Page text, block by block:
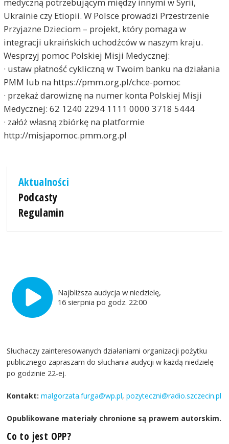
Ukrainie czy Etiopii. W Polsce prowadzi Przestrzenie
Przyjazne Dzieciom – projekt, który pomaga w
integracji ukraińskich uchodźców w naszym kraju.
Wesprzyj pomoc Polskiej Misji Medycznej:
· ustaw płatność cykliczną w Twoim banku na działania
PMM lub na https://pmm.org.pl/chce-pomoc
· przekaż darowiznę na numer konta Polskiej Misji
Medycznej: 62 1240 2294 1111 0000 3718 5444
· załóż własną zbiórkę na platformie
http://misjapomoc.pmm.org.pl
Aktualności
Podcasty
Regulamin
Najbliższa audycja w niedzielę,
16 sierpnia po godz. 22:00
Słuchaczy zainteresowanych działaniami organizacji pożytku
publicznego zapraszam do słuchania audycji w każdą niedzielę
po godzinie 22-ej.
Kontakt: malgorzata.furga@wp.pl,pozyteczni@radio.szczecin.pl
Opublikowane materiały chronione są prawem autorskim.
Co to jest OPP?